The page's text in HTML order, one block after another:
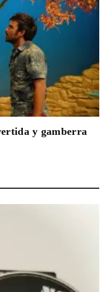
y gamberra